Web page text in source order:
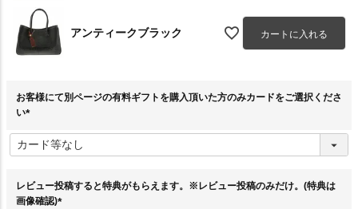
アンティークブラック カートに入れる
お客様にて別ページの有料ギフトを購入頂いた方のみカードをご選択くださ
い
必
須
レビュー投稿すると特典がもらえます。※レビュー投稿のみだけ。(特典は
画像確認)